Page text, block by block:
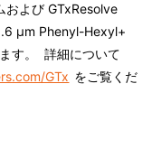
および GTxResolve
µm Phenyl-Hexyl+
す。 詳細について
GTx をご覧くだ